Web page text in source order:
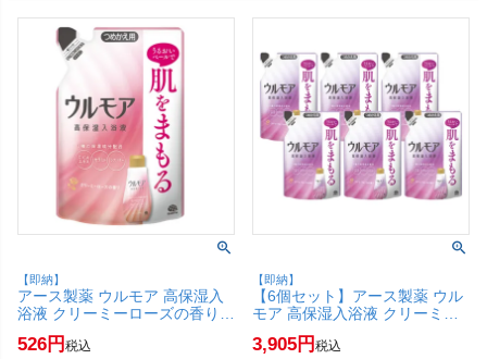
【即納】
アース製薬 ウルモア 高保湿入
浴液 クリーミーローズの香り
つめかえ 480ml【浴用化粧料
入浴剤 レフィル 詰替】
526 税込
【即納】
【6個セット】アース製薬 ウル
モア 高保湿入浴液 クリーミー
フローラルの香り つめかえ
480ml×6個【浴用化粧料 入浴剤
3,905 税込